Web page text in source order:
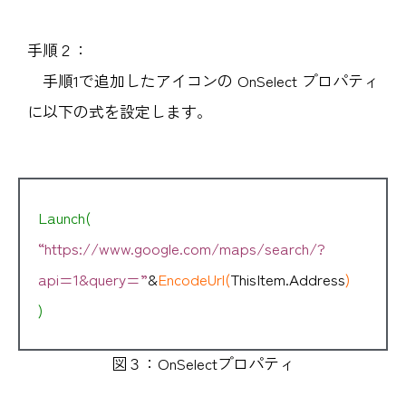
手順２：
手順1で追加したアイコンの OnSelect プロパティ
に以下の式を設定します。
Launch(
“https://www.google.com/maps/search/?
api=1&query=”&EncodeUrl(ThisItem.Address)
)
図３：OnSelectプロパティ